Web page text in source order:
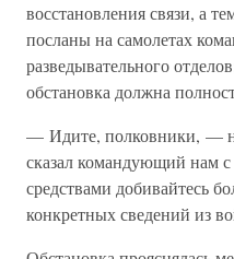
восстановления связи, а
посланы на самолетах
разведывательного
обстановка должна
— Идите, полковники, —
сказал командующий
средствами добивайтесь
конкретных сведений из